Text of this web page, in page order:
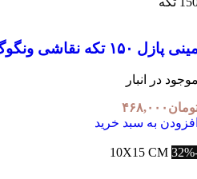
پازل ۱۵۰ تکه نقاشی ونگوگ
در انبار
۴۶۸,۰۰۰
به سبد خرید
-
10X15 CM